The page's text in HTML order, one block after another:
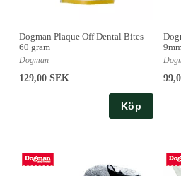
Dogman Plaque Off Dental Bites
60 gram
Dogman
129,00 SEK
Köp